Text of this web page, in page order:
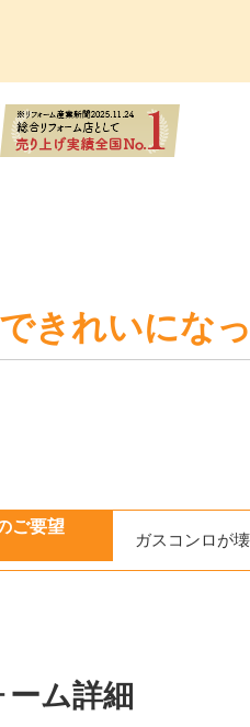
きれいにな
ご要望
ガスコンロが
ーム詳細